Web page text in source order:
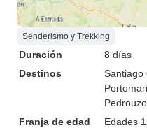
Senderismo y Trekking
Duración
8 días
Destinos
Santiago
Pedrouzo
Franja de edad
Edades